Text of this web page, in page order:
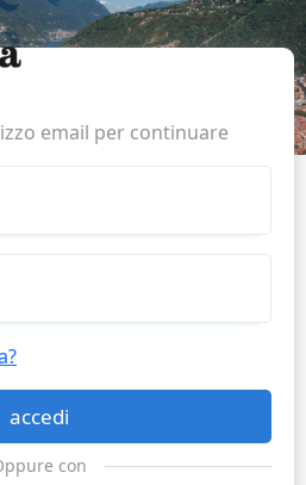
email per continuare
accedi
con